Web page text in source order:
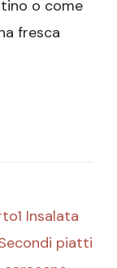
o come
fresca